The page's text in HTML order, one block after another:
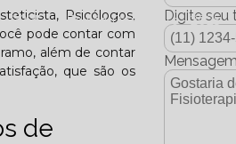
- 2025 Edição Dezembro - 2025
Psicólogos,
pode contar com
além de contar
que são os
de
Digite seu
Mensagem